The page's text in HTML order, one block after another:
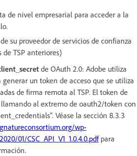
de nivel empresarial para acceder a la
su proveedor de servicios de confianza
de TSP anteriores)
de OAuth 2.0: Adobe utiliza
generar un token de acceso que se utiliza
de firma remota al TSP. El token de
llamando al extremo de oauth2/token con
Véase la sección 8.3.3
wp-
01/CSC_API_V1_1.0.4.0.pdfpara